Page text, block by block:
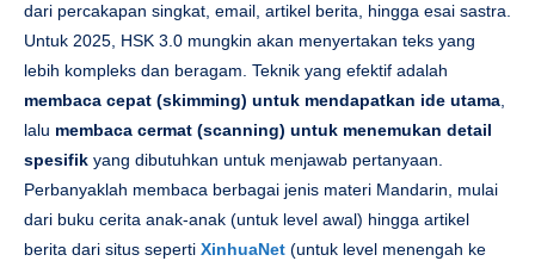
dari percakapan singkat, email, artikel berita, hingga esai sastra.
Untuk 2025, HSK 3.0 mungkin akan menyertakan teks yang
lebih kompleks dan beragam. Teknik yang efektif adalah
membaca cepat (skimming) untuk mendapatkan ide utama,
lalu membaca cermat (scanning) untuk menemukan detail
spesifik yang dibutuhkan untuk menjawab pertanyaan.
Perbanyaklah membaca berbagai jenis materi Mandarin, mulai
dari buku cerita anak-anak (untuk level awal) hingga artikel
berita dari situs seperti XinhuaNet (untuk level menengah ke